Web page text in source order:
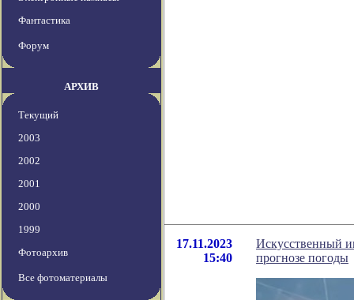
Фантастика
Форум
АРХИВ
Текущий
2003
2002
2001
2000
1999
Фотоархив
Все фотоматериалы
17.11.2023
15:40
Искусственный
прогнозе погоды